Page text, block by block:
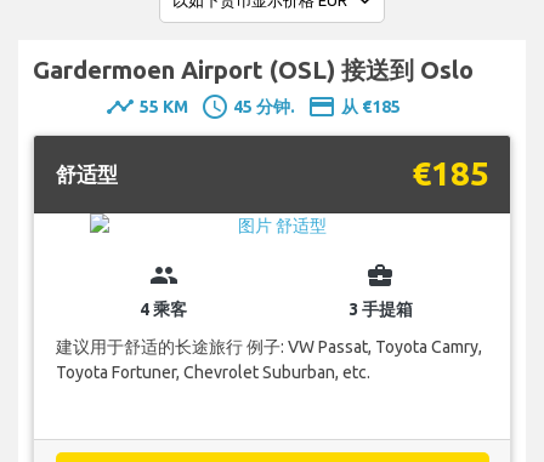
Gardermoen Airport (OSL) 接送到 Oslo
timeline 55 KM schedule 45 分钟. payment 从 €185
舒适型 €185
group
4 乘客
business_center
3 手提箱
建议用于舒适的长途旅行 例子: VW Passat, Toyota Camry,
Toyota Fortuner, Chevrolet Suburban, etc.